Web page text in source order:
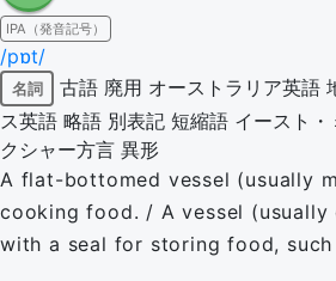
IPA（発音記号）
/pɒt/
名詞 古語 廃用 オーストラリア英語
ス英語 略語 別表記 短縮語 イースト
クシャー方言 異形
A flat-bottomed vessel (usually
cooking food. / A vessel (usually
with a seal for storing food, such